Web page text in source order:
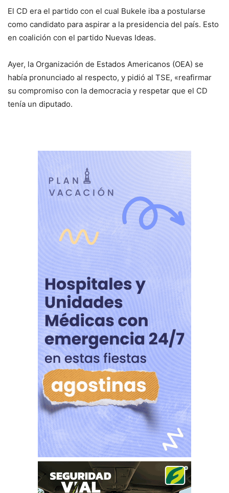
El CD era el partido con el cual Bukele iba a postularse
como candidato para aspirar a la presidencia del país. Esto
en coalición con el partido Nuevas Ideas.
Ayer, la Organización de Estados Americanos (OEA) se
había pronunciado al respecto, y pidió al TSE, «reafirmar
su compromiso con la democracia y respetar que el CD
tenía un diputado.